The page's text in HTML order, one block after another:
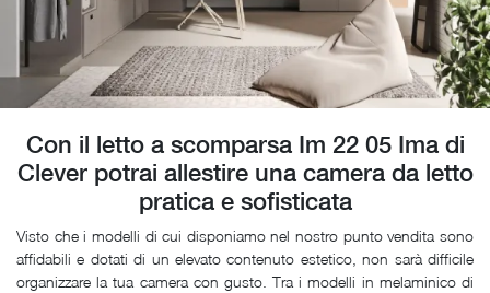
Con il letto a scomparsa Im 22 05 Ima di
Clever potrai allestire una camera da letto
pratica e sofisticata
Visto che i modelli di cui disponiamo nel nostro punto vendita sono
affidabili e dotati di un elevato contenuto estetico, non sarà difficile
organizzare la tua camera con gusto. Tra i modelli in melaminico di